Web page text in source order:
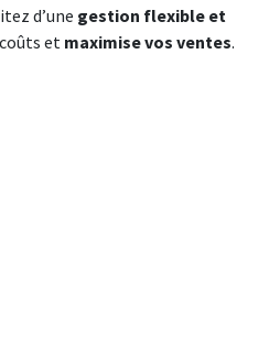
d’une gestion flexible et
et maximise vos ventes.